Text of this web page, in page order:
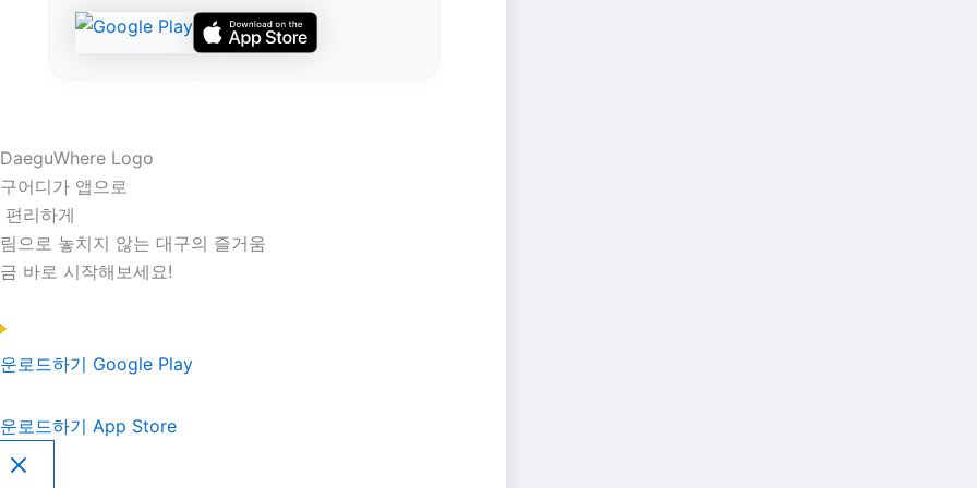
어디가 앱으로
편리하게
으로 놓치지 않는 대구의 즐거움
바로 시작해보세요!
로드하기 Google Play
로드하기 App Store